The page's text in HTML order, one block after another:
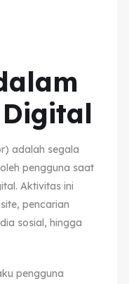
adalah segala
pengguna saat
Aktivitas ini
pencarian
sosial, hingga
pengguna